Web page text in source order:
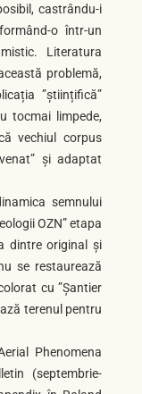
castrându-i
o într-un
Literatura
problemă,
”științifică”
tocmai limpede,
vechiul corpus
și adaptat
semnului
OZN” etapa
dintre original și
se restaurează
cu ”Șantier
terenul pentru
Phenomena
(septembrie-